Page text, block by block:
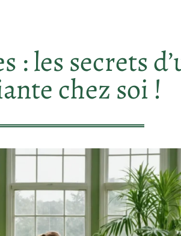
: les secrets
chez soi !